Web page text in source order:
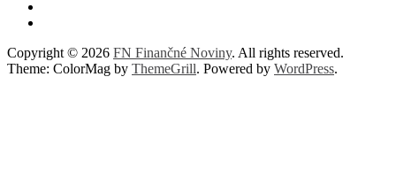
Copyright © 2026 FN Finančné Noviny. All rights reserved.
Theme: ColorMag by ThemeGrill. Powered by WordPress.